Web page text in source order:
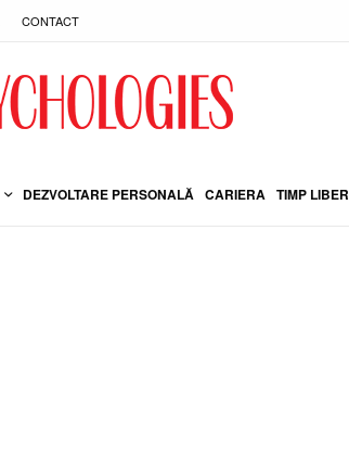
CONTACT
DEZVOLTARE PERSONALĂ CARIERA TIMP LIBER